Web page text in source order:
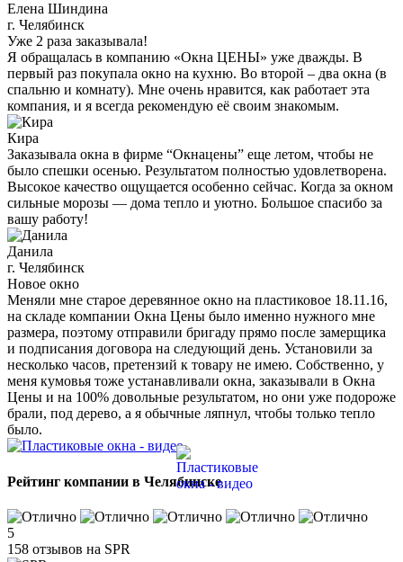
Елена Шиндина
г. Челябинск
Уже 2 раза заказывала!
Я обращалась в компанию «Окна ЦЕНЫ» уже дважды. В
первый раз покупала окно на кухню. Во второй – два окна (в
спальню и комнату). Мне очень нравится, как работает эта
компания, и я всегда рекомендую её своим знакомым.
Кира
Заказывала окна в фирме “Окнацены” еще летом, чтобы не
было спешки осенью. Результатом полностью удовлетворена.
Высокое качество ощущается особенно сейчас. Когда за окном
сильные морозы — дома тепло и уютно. Большое спасибо за
вашу работу!
Данила
г. Челябинск
Новое окно
Меняли мне старое деревянное окно на пластиковое 18.11.16,
на складе компании Окна Цены было именно нужного мне
размера, поэтому отправили бригаду прямо после замерщика
и подписания договора на следующий день. Установили за
несколько часов, претензий к товару не имею. Собственно, у
меня кумовья тоже устанавливали окна, заказывали в Окна
Цены и на 100% довольные результатом, но они уже подороже
брали, под дерево, а я обычные ляпнул, чтобы только тепло
было.
Рейтинг компании в Челябинске
5
158 отзывов на SPR